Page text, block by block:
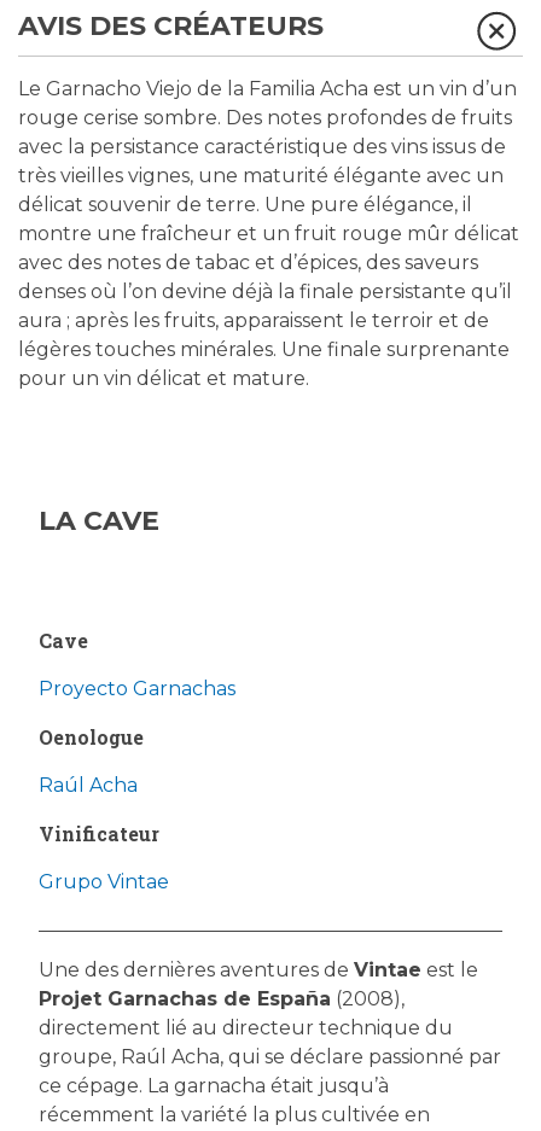
AVIS DES CRÉATEURS
Le Garnacho Viejo de la Familia Acha est un vin d’un
rouge cerise sombre. Des notes profondes de fruits
avec la persistance caractéristique des vins issus de
très vieilles vignes, une maturité élégante avec un
délicat souvenir de terre. Une pure élégance, il
montre une fraîcheur et un fruit rouge mûr délicat
avec des notes de tabac et d’épices, des saveurs
denses où l’on devine déjà la finale persistante qu’il
aura ; après les fruits, apparaissent le terroir et de
légères touches minérales. Une finale surprenante
pour un vin délicat et mature.
LA CAVE
Cave
Proyecto Garnachas
Oenologue
Raúl Acha
Vinificateur
Grupo Vintae
Une des dernières aventures de Vintae est le
Projet Garnachas de España (2008),
directement lié au directeur technique du
groupe, Raúl Acha, qui se déclare passionné par
ce cépage. La garnacha était jusqu’à
récemment la variété la plus cultivée en